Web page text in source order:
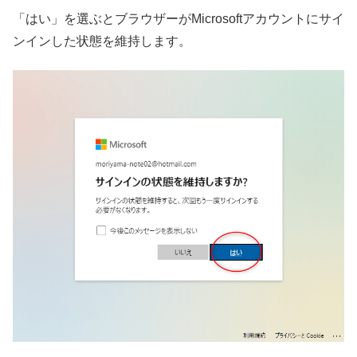
「はい」を選ぶとブラウザーがMicrosoftアカウントにサイ
ンインした状態を維持します。